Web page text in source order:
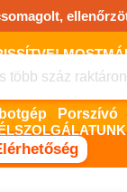
ONLINE
Elérhetőség